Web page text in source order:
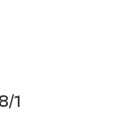
1